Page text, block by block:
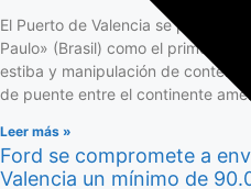
El Puerto de Valencia se
Paulo» (Brasil) como el primer
estiba y manipulación de
de puente entre el continente
Leer más »
Ford se compromete a
Valencia un mínimo de